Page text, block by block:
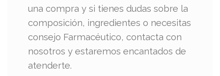
una compra y si tienes dudas sobre la
composición, ingredientes o necesitas
consejo Farmacéutico, contacta con
nosotros y estaremos encantados de
atenderte.